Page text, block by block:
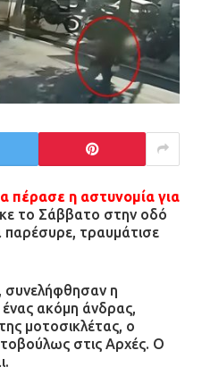
πέρασε η αστυνομία για
το Σάββατο στην οδό
παρέσυρε, τραυμάτισε
συνελήφθησαν η
ένας ακόμη άνδρας,
μοτοσικλέτας, ο
στις Αρχές. Ο